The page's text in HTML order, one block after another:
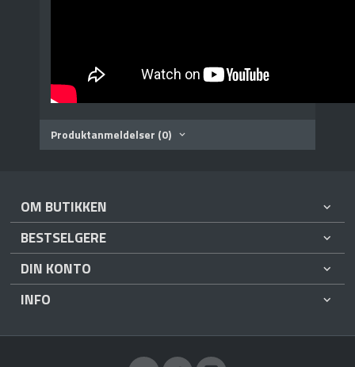
Produktanmeldelser (0)
OM BUTIKKEN
BESTSELGERE
DIN KONTO
INFO